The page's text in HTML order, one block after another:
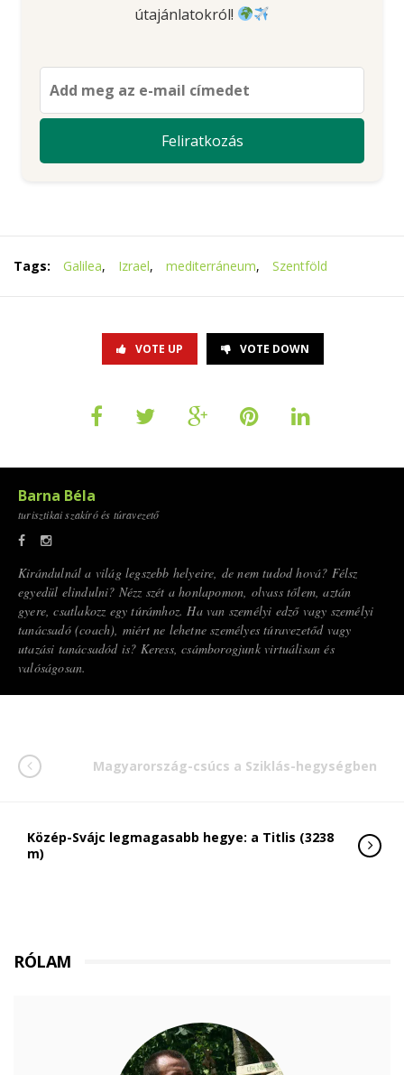
útajánlatokról!
Tags: Galilea, Izrael, mediterráneum, Szentföld
VOTE UP VOTE DOWN
Barna Béla
turisztikai szakíró és túravezető
Kirándulnál a világ legszebb helyeire, de nem tudod hová? Félsz
egyedül elindulni? Nézz szét a honlapomon, olvass tőlem, aztán
gyere, csatlakozz egy túrámhoz. Ha van személyi edző vagy személyi
tanácsadó (coach), miért ne lehetne személyes túravezetőd vagy
utazási tanácsadód is? Keress, csámborogjunk virtuálisan és
valóságosan.
Magyarország-csúcs a Sziklás-hegységben
Közép-Svájc legmagasabb hegye: a Titlis (3238
m)
RÓLAM